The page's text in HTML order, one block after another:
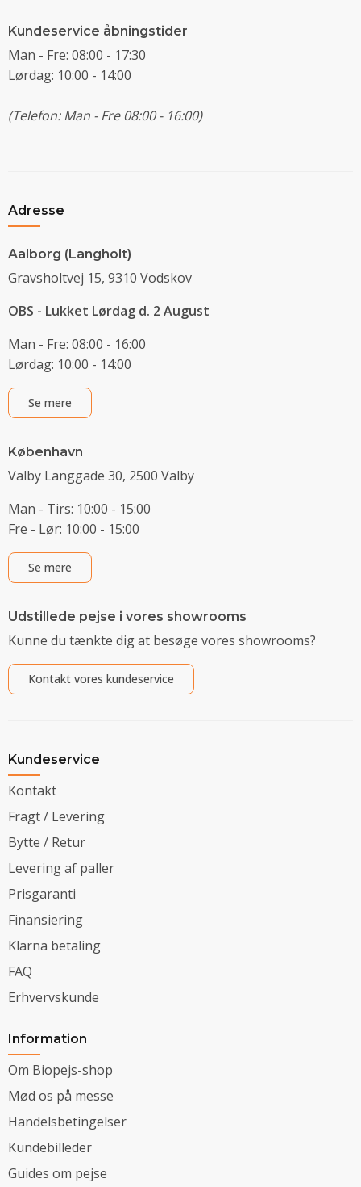
Kundeservice åbningstider
Man - Fre: 08:00 - 17:30
Lørdag: 10:00 - 14:00
(Telefon: Man - Fre 08:00 - 16:00)
Adresse
Aalborg (Langholt)
Gravsholtvej 15, 9310 Vodskov
OBS - Lukket Lørdag d. 2 August
Man - Fre: 08:00 - 16:00
Lørdag: 10:00 - 14:00
Se mere
København
Valby Langgade 30, 2500 Valby
Man - Tirs: 10:00 - 15:00
Fre - Lør: 10:00 - 15:00
Se mere
Udstillede pejse i vores showrooms
Kunne du tænkte dig at besøge vores showrooms?
Kontakt vores kundeservice
Kundeservice
Kontakt
Fragt / Levering
Bytte / Retur
Levering af paller
Prisgaranti
Finansiering
Klarna betaling
FAQ
Erhvervskunde
Information
Om Biopejs-shop
Mød os på messe
Handelsbetingelser
Kundebilleder
Guides om pejse